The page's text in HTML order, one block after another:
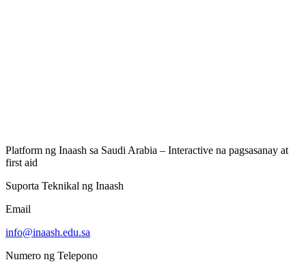
Platform ng Inaash sa Saudi Arabia – Interactive na pagsasanay at
first aid
Suporta Teknikal ng Inaash
Email
info@inaash.edu.sa
Numero ng Telepono